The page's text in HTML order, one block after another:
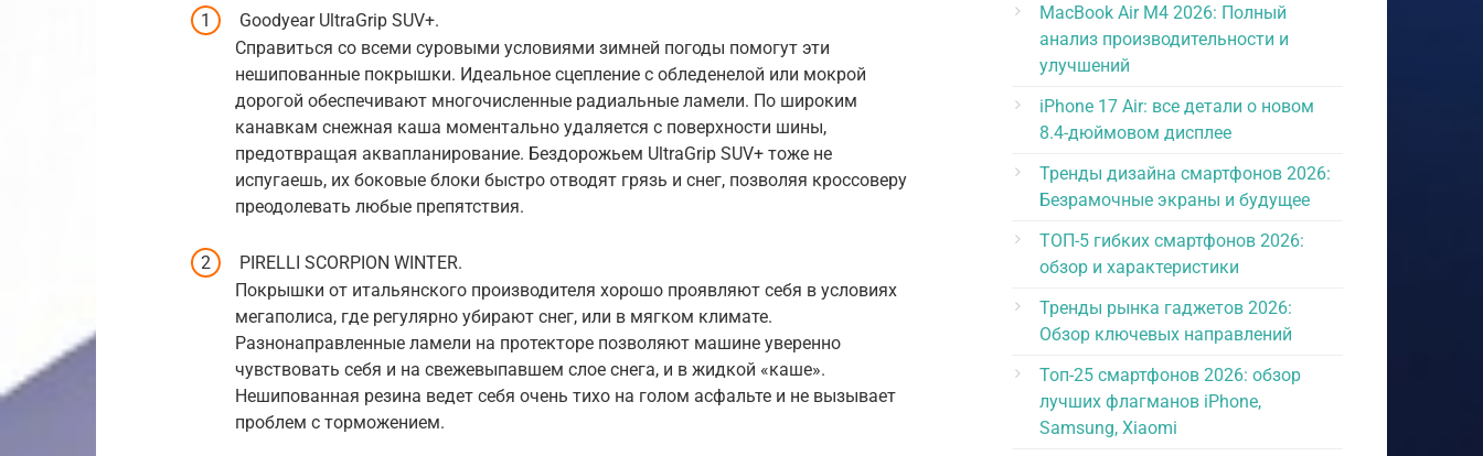
Goodyear UltraGrip SUV+.
Справиться со всеми суровыми условиями зимней погоды помогут эти
нешипованные покрышки. Идеальное сцепление с обледенелой или мокрой
дорогой обеспечивают многочисленные радиальные ламели. По широким
канавкам снежная каша моментально удаляется с поверхности шины,
предотвращая аквапланирование. Бездорожьем UltraGrip SUV+ тоже не
испугаешь, их боковые блоки быстро отводят грязь и снег, позволяя кроссоверу
преодолевать любые препятствия.
PIRELLI SCORPION WINTER.
Покрышки от итальянского производителя хорошо проявляют себя в условиях
мегаполиса, где регулярно убирают снег, или в мягком климате.
Разнонаправленные ламели на протекторе позволяют машине уверенно
чувствовать себя и на свежевыпавшем слое снега, и в жидкой «каше».
Нешипованная резина ведет себя очень тихо на голом асфальте и не вызывает
проблем с торможением.
MacBook Air M4 2026: Полный
анализ производительности и
улучшений
iPhone 17 Air: все детали о новом
8.4-дюймовом дисплее
Тренды дизайна смартфонов 2026:
Безрамочные экраны и будущее
ТОП-5 гибких смартфонов 2026:
обзор и характеристики
Тренды рынка гаджетов 2026:
Обзор ключевых направлений
Топ-25 смартфонов 2026: обзор
лучших флагманов iPhone,
Samsung, Xiaomi